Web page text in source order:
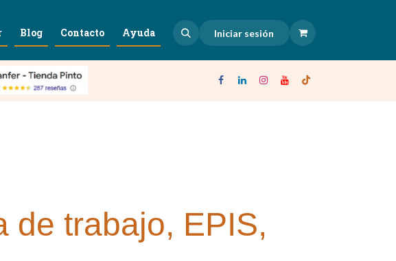
Blog Contacto Ayuda Iniciar sesión
de trabajo, EPIS,